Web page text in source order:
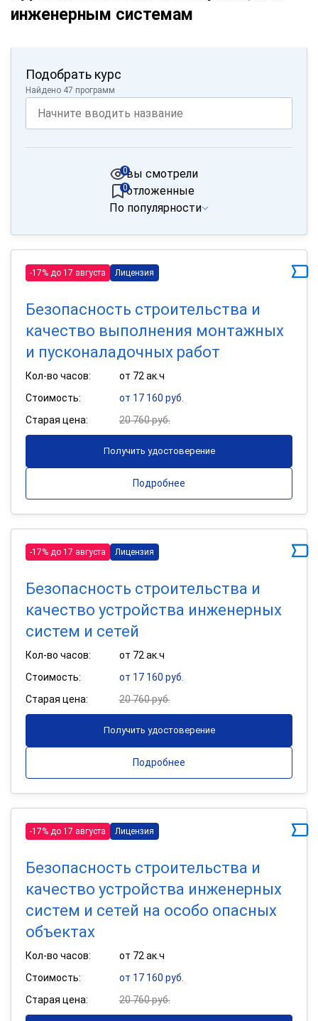
инженерным системам
Подобрать курс
Найдено 47 программ
вы смотрели
0
отложенные
0
По популярности
-17% до 17 августа Лицензия
Безопасность строительства и
качество выполнения монтажных
и пусконаладочных работ
Кол-во часов:
от 72 ак.ч
Стоимость:
от 17 160 руб.
Старая цена:
20 760 руб.
Получить удостоверение
Подробнее
-17% до 17 августа Лицензия
Безопасность строительства и
качество устройства инженерных
систем и сетей
Кол-во часов:
от 72 ак.ч
Стоимость:
от 17 160 руб.
Старая цена:
20 760 руб.
Получить удостоверение
Подробнее
-17% до 17 августа Лицензия
Безопасность строительства и
качество устройства инженерных
систем и сетей на особо опасных
объектах
Кол-во часов:
от 72 ак.ч
Стоимость:
от 17 160 руб.
Старая цена:
20 760 руб.